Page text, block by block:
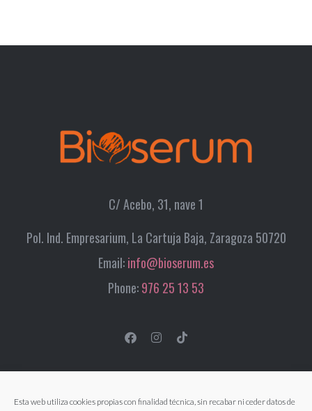
Esta web utiliza cookies propias con finalidad técnica, sin recabar ni ceder datos de
C/ Acebo, 31, nave 1
Pol. Ind. Empresarium, La Cartuja Baja, Zaragoza 50720
Email:info@bioserum.es
Phone:976 25 13 53